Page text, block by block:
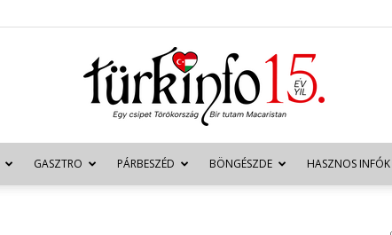
Türkinfo
GASZTRO PÁRBESZÉD BÖNGÉSZDE HASZNOS INFÓK